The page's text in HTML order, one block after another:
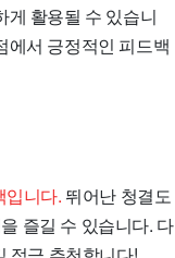
게 활용될 수 있습니
에서 긍정적인 피드백
입니다. 뛰어난 청결도
즐길 수 있습니다. 다